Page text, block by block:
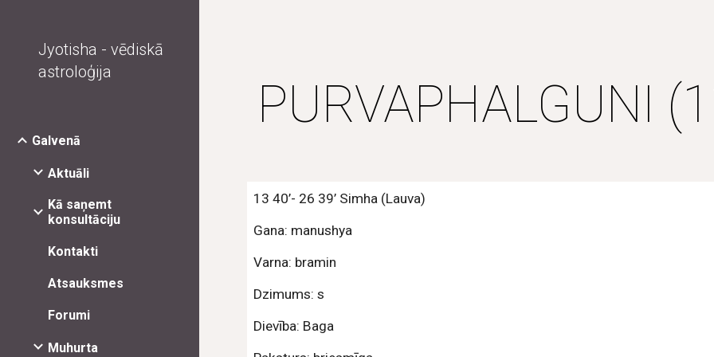
Jyotisha - vēdiskā
astroloģija
Galvenā
Aktuāli
Kā saņemt
konsultāciju
Kontakti
Atsauksmes
Forumi
Muhurta
PURVAPHALGUNI
13 40’- 26 39’ Simha (Lauva)
Gana: manushya
Varna: bramin
Dzimums: s
Dievība: Baga